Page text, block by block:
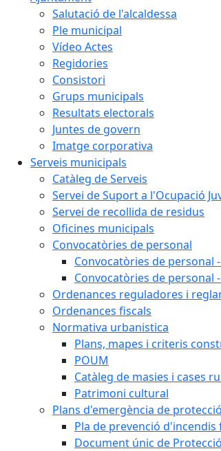
Salutació de l'alcaldessa
Ple municipal
Vídeo Actes
Regidories
Consistori
Grups municipals
Resultats electorals
Juntes de govern
Imatge corporativa
Serveis municipals
Catàleg de Serveis
Servei de Suport a l'Ocupació
Servei de recollida de residus
Oficines municipals
Convocatòries de personal
Convocatòries de personal -
Convocatòries de personal -
Ordenances reguladores i
Ordenances fiscals
Normativa urbanistica
Plans, mapes i criteris
POUM
Catàleg de masies i cases
Patrimoni cultural
Plans d'emergència de
Pla de prevenció
Document únic de